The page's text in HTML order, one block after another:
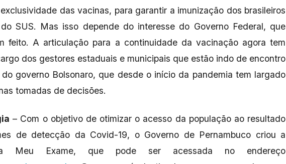
das vacinas, para garantir a imunização dos brasileiros
SUS. Mas isso depende do interesse do Governo Federal, que
feito. A articulação para a continuidade da vacinação agora tem
dos gestores estaduais e municipais que estão indo de encontro
governo Bolsonaro, que desde o início da pandemia tem largado
tomadas de decisões.
– Com o objetivo de otimizar o acesso da população ao resultado
de detecção da Covid-19, o Governo de Pernambuco criou a
Meu Exame, que pode ser acessada no endereço